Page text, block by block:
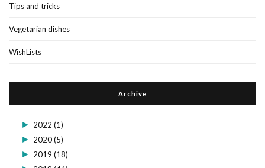
Tips and tricks
Vegetarian dishes
WishLists
Archive
► 2022 (1)
► 2020(5)
► 2019 (18)